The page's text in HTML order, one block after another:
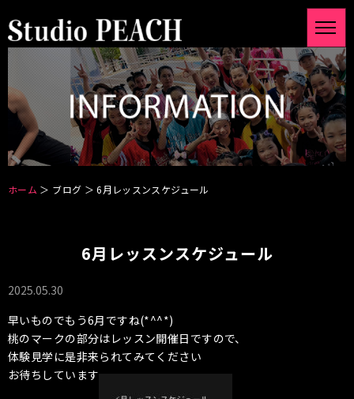
ホーム ＞ ブログ ＞ 6月レッスンスケジュール
6月レッスンスケジュール
2025.05.30
早いものでもう6月ですね(*^^*)
桃のマークの部分はレッスン開催日ですので、
体験見学に是非来られてみてください
お待ちしています